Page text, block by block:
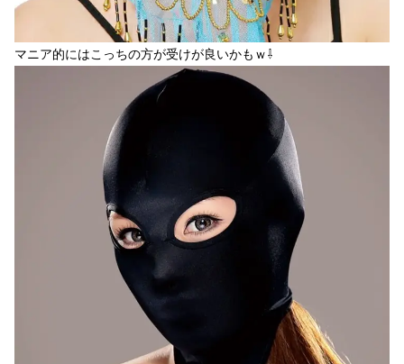
マニア的にはこっちの方が受けが良いかもｗ⇩